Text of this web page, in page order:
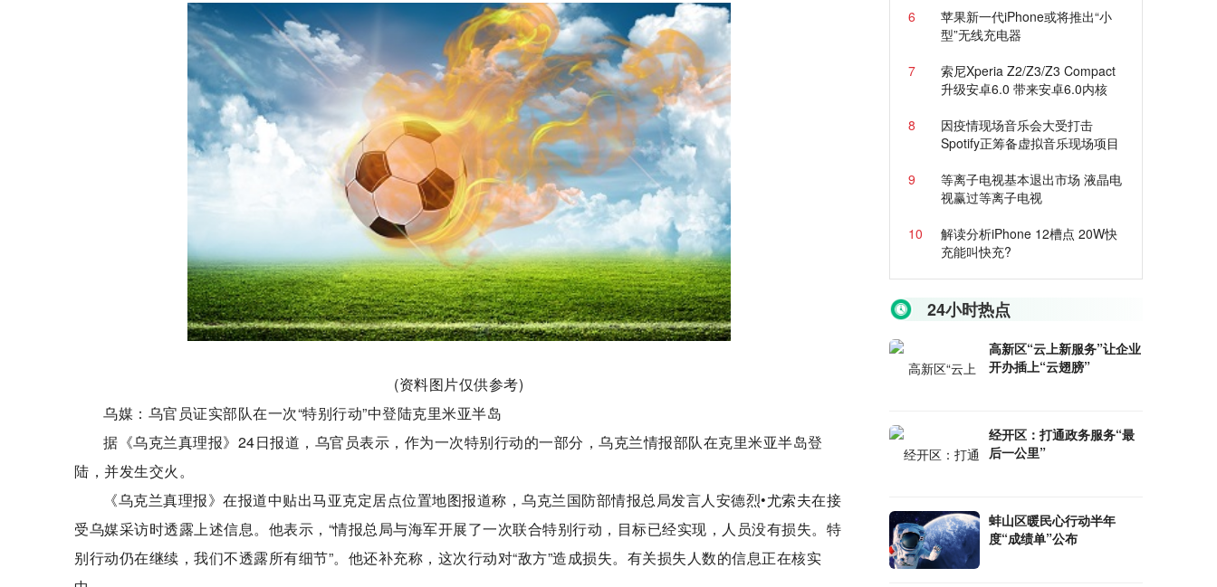
(资料图片仅供参考)
乌媒：乌官员证实部队在一次“特别行动”中登陆克里米亚半岛
据《乌克兰真理报》24日报道，乌官员表示，作为一次特别行动的一部分，乌克兰情报部队在克里米亚半岛登
陆，并发生交火。
《乌克兰真理报》在报道中贴出马亚克定居点位置地图报道称，乌克兰国防部情报总局发言人安德烈•尤索夫在接
受乌媒采访时透露上述信息。他表示，“情报总局与海军开展了一次联合特别行动，目标已经实现，人员没有损失。特
别行动仍在继续，我们不透露所有细节”。他还补充称，这次行动对“敌方”造成损失。有关损失人数的信息正在核实
6
苹果新一代iPhone或将推出“小
型”无线充电器
7
索尼Xperia Z2/Z3/Z3 Compact
升级安卓6.0 带来安卓6.0内核
8
因疫情现场音乐会大受打击
Spotify正筹备虚拟音乐现场项目
9
等离子电视基本退出市场 液晶电
视赢过等离子电视
10
解读分析iPhone 12槽点 20W快
充能叫快充?
24小时热点
高新区“云上新服务”让企业
开办插上“云翅膀”
经开区：打通政务服务“最
后一公里”
蚌山区暖民心行动半年
度“成绩单”公布